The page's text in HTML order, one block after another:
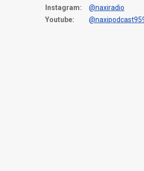
Instagram:
@naxiradio
Youtube: